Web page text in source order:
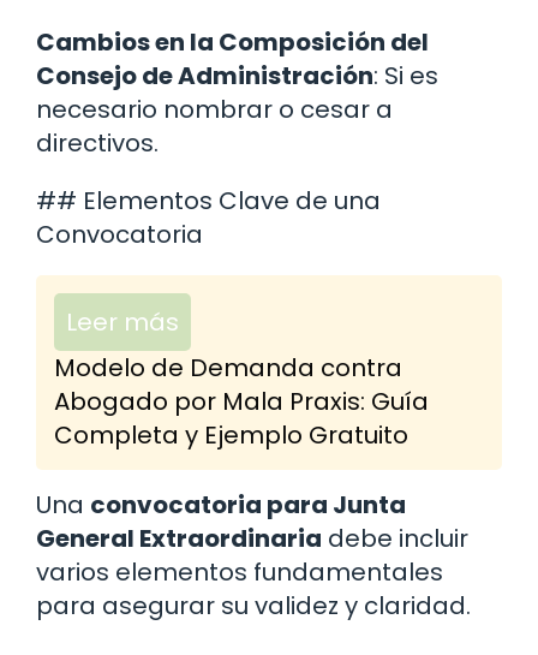
Cambios en la Composición del
Consejo de Administración: Si es
necesario nombrar o cesar a
directivos.
## Elementos Clave de una
Convocatoria
Leer más
Modelo de Demanda contra
Abogado por Mala Praxis: Guía
Completa y Ejemplo Gratuito
Una convocatoria para Junta
General Extraordinaria debe incluir
varios elementos fundamentales
para asegurar su validez y claridad.